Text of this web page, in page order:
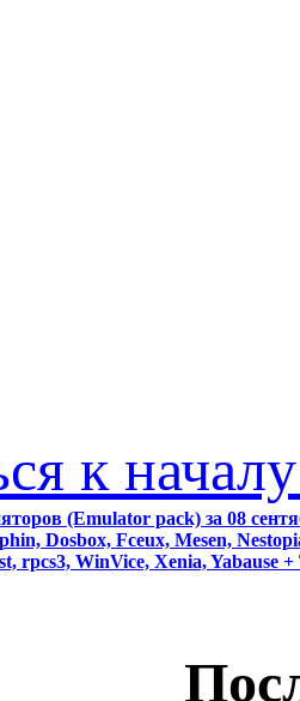
к
(Emulator pack) за 08
Dosbox, Fceux, Mesen,
rpcs3, WinVice, Xenia, Yabause